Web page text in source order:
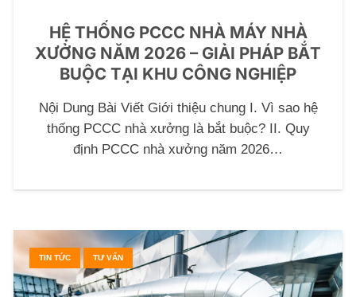
HỆ THỐNG PCCC NHÀ MÁY NHÀ
XƯỞNG NĂM 2026 – GIẢI PHÁP BẮT
BUỘC TẠI KHU CÔNG NGHIỆP
Nội Dung Bài Viết Giới thiệu chung I. Vì sao hệ
thống PCCC nhà xưởng là bắt buộc? II. Quy
định PCCC nhà xưởng năm 2026…
TIN TỨC TƯ VẤN